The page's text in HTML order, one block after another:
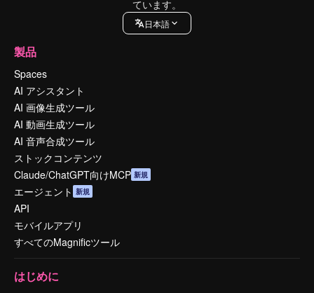
ています。
日本語
製品
Spaces
AI アシスタント
AI 画像生成ツール
AI 動画生成ツール
AI 音声合成ツール
ストックコンテンツ
Claude/ChatGPT向けMCP 新規
エージェント 新規
API
モバイルアプリ
すべてのMagnificツール
はじめに